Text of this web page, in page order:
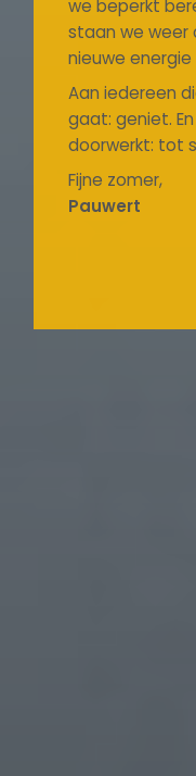
we beperkt
staan we weer
nieuwe
Aan iedereen
gaat: geniet.
doorwerkt: tot
Fijne zomer,
Pauwert